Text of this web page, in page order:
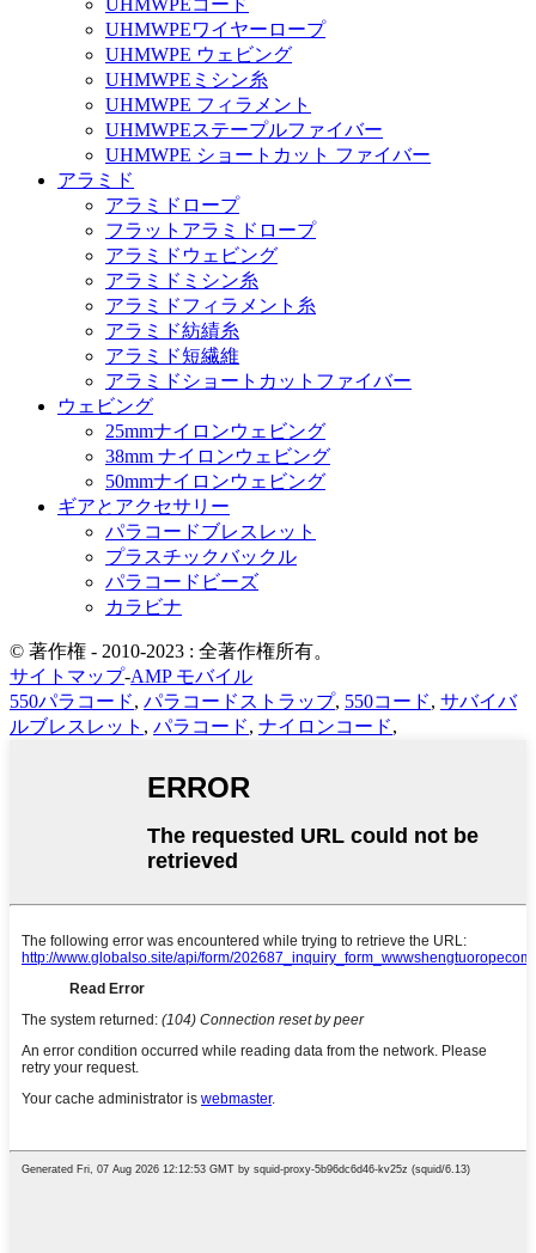
UHMWPEコード
UHMWPEワイヤーロープ
UHMWPE ウェビング
UHMWPEミシン糸
UHMWPE フィラメント
UHMWPEステープルファイバー
UHMWPE ショートカット ファイバー
アラミド
アラミドロープ
フラットアラミドロープ
アラミドウェビング
アラミドミシン糸
アラミドフィラメント糸
アラミド紡績糸
アラミド短繊維
アラミドショートカットファイバー
ウェビング
25mmナイロンウェビング
38mm ナイロンウェビング
50mmナイロンウェビング
ギアとアクセサリー
パラコードブレスレット
プラスチックバックル
パラコードビーズ
カラビナ
© 著作権 - 2010-2023 : 全著作権所有。
サイトマップ-AMP モバイル
550パラコード, パラコードストラップ, 550コード, サバイバ
ルブレスレット , パラコード, ナイロンコード,